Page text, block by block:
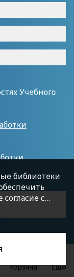
Учебного
Корзина Еще
библиотеки
с